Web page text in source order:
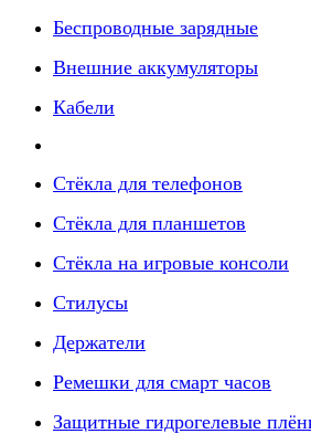
Беспроводные зарядные
Внешние аккумуляторы
Кабели
Стёкла для телефонов
Стёкла для планшетов
Стёкла на игровые консоли
Стилусы
Держатели
Ремешки для смарт часов
Защитные гидрогелевые